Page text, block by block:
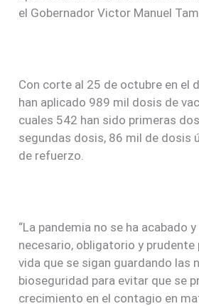
el Gobernador Victor Manuel
Con corte al 25 de octubre en el
han aplicado 989 mil dosis de
cuales 542 han sido primeras
segundas dosis, 86 mil de dosis
de refuerzo.
“La pandemia no se ha acabado
necesario, obligatorio y prudente
vida que se sigan guardando las
bioseguridad para evitar que se
crecimiento en el contagio en